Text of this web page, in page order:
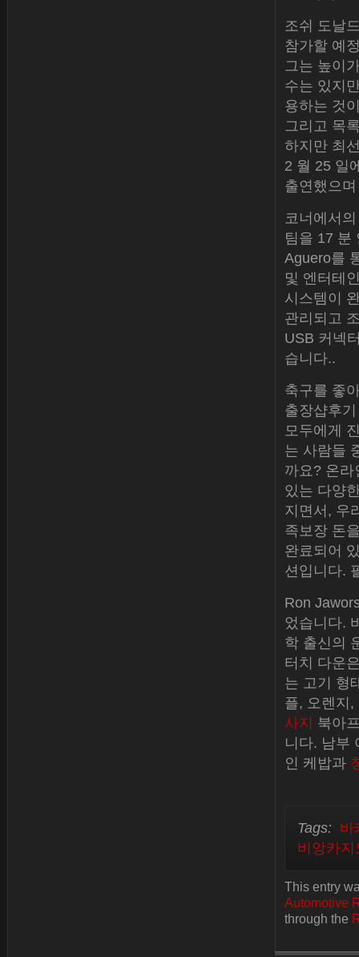
조쉬 도날
참가할 예
그는 높이
수는 있지
용하는 것
그리고 목
하지만 최
2 월 25 일
출연했으
코너에서
팀을 17 분
Aguero를
및 엔터테
시스템이
관리되고
USB 커넥
습니다..
축구를 좋
출장샵후
모두에게
는 사람들
까요? 온
있는 다양
지면서, 우
족보장 돈
완료되어
션입니다.
Ron
었습니다.
학 출신의
터치 다운
는 고기 형
플, 오렌지
사지 북아
니다. 남부
인 케밥과
Tags: 바
비앙카지
This entry
Automotive
through the